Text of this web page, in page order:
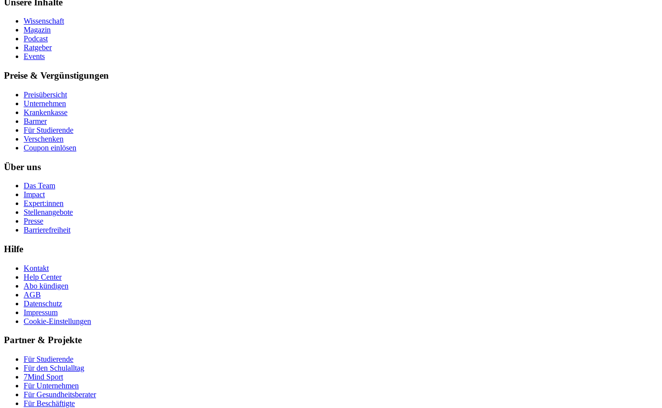
Unsere Inhalte
Wissenschaft
Magazin
Podcast
Ratgeber
Events
Preise & Vergünstigungen
Preisübersicht
Unternehmen
Krankenkasse
Barmer
Für Studierende
Ver­schen­ken
Coupon einlösen
Über uns
Das Team
Impact
Expert:innen
Stellenangebote
Presse
Barrierefreiheit
Hilfe
Kontakt
Help Center
Abo kündigen
AGB
Datenschutz
Impressum
Cookie-Einstellungen
Partner & Projekte
Für Stu­die­rende
Für den Schulalltag
7Mind Sport
Für Unter­neh­men
Für Gesund­heits­be­ra­ter
Für Beschäftigte